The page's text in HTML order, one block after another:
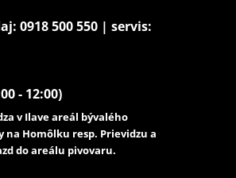
0918 500 550 | servis:
- 12:00)
v Ilave areál bývalého
na Homôlku resp. Prievidzu a
do areálu pivovaru.